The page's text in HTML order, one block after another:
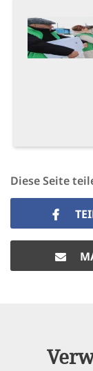
Diese Seite